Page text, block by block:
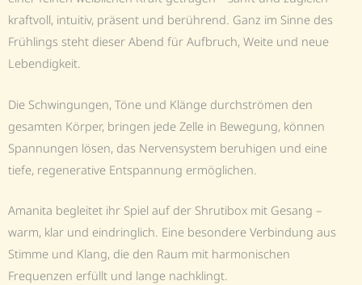
kraftvoll, intuitiv, präsent und berührend. Ganz im Sinne des
Frühlings steht dieser Abend für Aufbruch, Weite und neue
Lebendigkeit.
Die Schwingungen, Töne und Klänge durchströmen den
gesamten Körper, bringen jede Zelle in Bewegung, können
Spannungen lösen, das Nervensystem beruhigen und eine
tiefe, regenerative Entspannung ermöglichen.
Amanita begleitet ihr Spiel auf der Shrutibox mit Gesang –
warm, klar und eindringlich. Eine besondere Verbindung aus
Stimme und Klang, die den Raum mit harmonischen
Frequenzen erfüllt und lange nachklingt.